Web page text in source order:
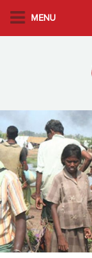
m
a
i
n
c
o
n
t
e
MENU